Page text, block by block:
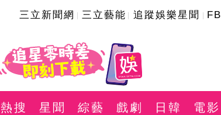
三立新聞網 三立藝能 追蹤娛樂星聞 FB
熱搜 星聞 綜藝 戲劇 日韓 電影